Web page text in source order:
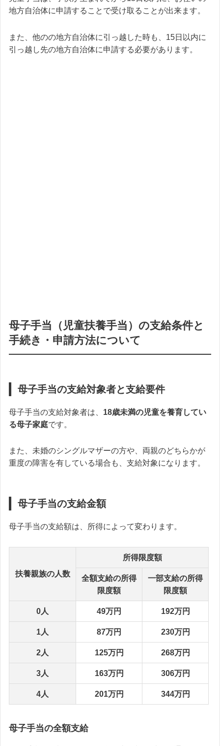
地方自治体に申請することで受け取ることが出来ます。
また、他のの地方自治体に引っ越した時も、15日以内に
引っ越し先の地方自治体に申請する必要があります。
母子手当（児童扶養手当）の支給条件と
手続き・申請方法について
母子手当の支給対象者と支給要件
母子手当の支給対象者は、 18歳未満の児童を養育してい
る母子家庭です。
また、 未婚のシングルマザーの方や、両親のどちらかが
重度の障害を有している場合も、支給対象になります。
母子手当の支給金額
母子手当の支給額は、所得によって変わります。
扶養親族の人数
所得限度額
全額支給の所得
限度額
一部支給の所得
限度額
0人 49万円 192万円
1人 87万円 230万円
2人 125万円 268万円
3人 163万円 306万円
4人 201万円 344万円
母子手当の全額支給